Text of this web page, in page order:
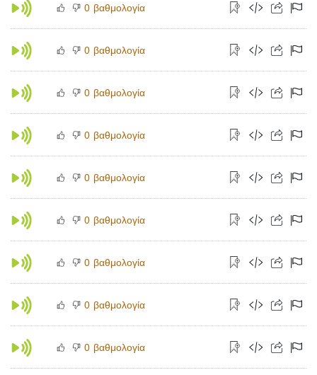
0 βαθμολογία
0 βαθμολογία
0 βαθμολογία
0 βαθμολογία
0 βαθμολογία
0 βαθμολογία
0 βαθμολογία
0 βαθμολογία
0 βαθμολογία